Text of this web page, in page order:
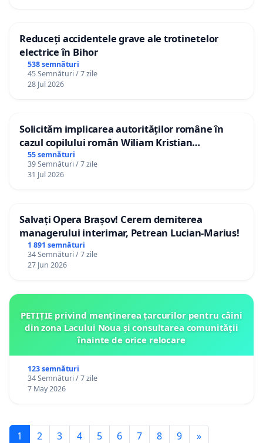
Reduceți accidentele grave ale trotinetelor
electrice în Bihor
538 semnături
45 Semnături / 7 zile
28 Jul 2026
Solicităm implicarea autorităților române în
cazul copilului român Wiliam Kristian
Gheorghe, aflat în plasament în Danemarca de
12 ani
55 semnături
39 Semnături / 7 zile
31 Jul 2026
Salvați Opera Brașov! Cerem demiterea
managerului interimar, Petrean Lucian-Marius!
1 891 semnături
34 Semnături / 7 zile
27 Jun 2026
PETIȚIE privind menținerea țarcurilor pentru câini
din zona Lacului Noua și consultarea comunității
înainte de orice relocare
123 semnături
34 Semnături / 7 zile
7 May 2026
1 2 3 4 5 6 7 8 9 »